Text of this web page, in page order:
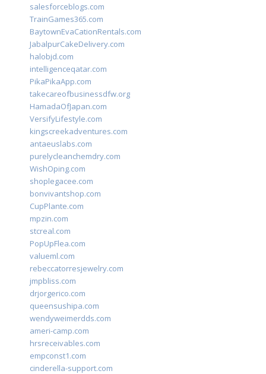
salesforceblogs.com
TrainGames365.com
BaytownEvaCationRentals.com
JabalpurCakeDelivery.com
halobjd.com
intelligenceqatar.com
PikaPikaApp.com
takecareofbusinessdfw.org
HamadaOfJapan.com
VersifyLifestyle.com
kingscreekadventures.com
antaeuslabs.com
purelycleanchemdry.com
WishOping.com
shoplegacee.com
bonvivantshop.com
CupPlante.com
mpzin.com
stcreal.com
PopUpFlea.com
valueml.com
rebeccatorresjewelry.com
jmpbliss.com
drjorgerico.com
queensushipa.com
wendyweimerdds.com
ameri-camp.com
hrsreceivables.com
empconst1.com
cinderella-support.com